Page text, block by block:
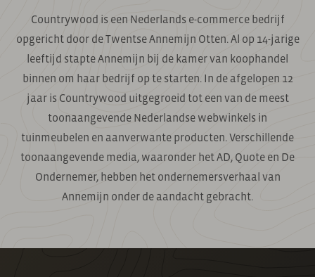
Countrywood is een Nederlands e-commerce bedrijf
opgericht door de Twentse Annemijn Otten. Al op 14-jarige
leeftijd stapte Annemijn bij de kamer van koophandel
binnen om haar bedrijf op te starten. In de afgelopen 12
jaar is Countrywood uitgegroeid tot een van de meest
toonaangevende Nederlandse webwinkels in
tuinmeubelen en aanverwante producten. Verschillende
toonaangevende media, waaronder het AD, Quote en De
Ondernemer, hebben het ondernemersverhaal van
Annemijn onder de aandacht gebracht.